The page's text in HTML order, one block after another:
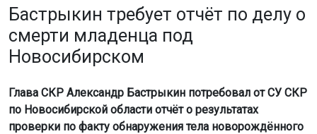
Бастрыкин требует отчёт по делу о
смерти младенца под
Новосибирском
Глава СКР Александр Бастрыкин потребовал от СУ СКР
по Новосибирской области отчёт о результатах
проверки по факту обнаружения тела новорождённого